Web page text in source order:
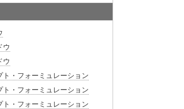
ウ
ウ
ト・フォーミュレーション
ト・フォーミュレーション
ト・フォーミュレーション